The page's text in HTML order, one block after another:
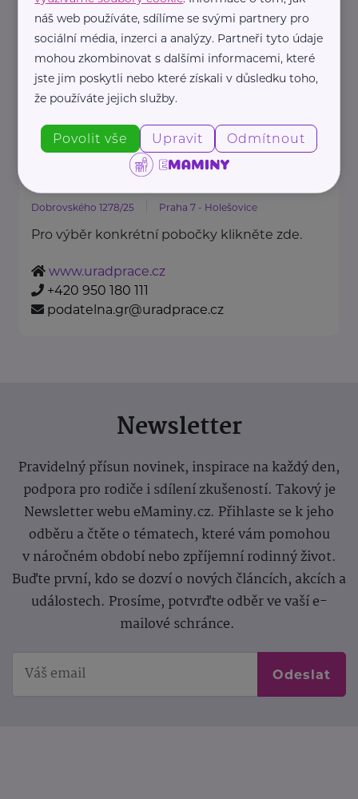
Oděvní banka je charitativní
organizace, která každoročně
poskytuje více ...
https://www.odevnibanka.cz/
+420 702 019 159
info@odevnibanka.cz
Úřad práce České republiky
Dobrovského 1278/25 Praha 7 - Holešovice
Pro výběr konkrétní pobočky klikněte zde.
www.uradprace.cz
+420 950 180 111
podatelna.gr@uradprace.cz
Newsletter
Pravidelný přísun novinek, inspirace na každý den,
podpora pro rodiče i sdílení zkušeností. Takový je
Newsletter webu eMaminy.cz. Přihlaste se k jeho
odběru a čtěte o tématech, které vám pomohou
v náročném období nebo zpříjemní rodinný život.
Buďte první, kdo se dozví o nových článcích, akcích a
událostech. Prosíme, potvrďte odběr ve vaší e-
mailové schránce.
Odeslat
náš web používáte, sdílíme se svými partnery pro
sociální média, inzerci a analýzy. Partneři tyto údaje
mohou zkombinovat s dalšími informacemi, které
jste jim poskytli nebo které získali v důsledku toho,
že používáte jejich služby.
Povolit vše Upravit Odmítnout